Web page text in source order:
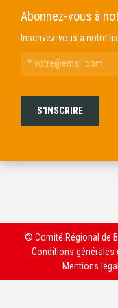
Abonnez-vous à
Inscrivez-vous à notre
© Comité Régional de
Conditions générales
Mentions